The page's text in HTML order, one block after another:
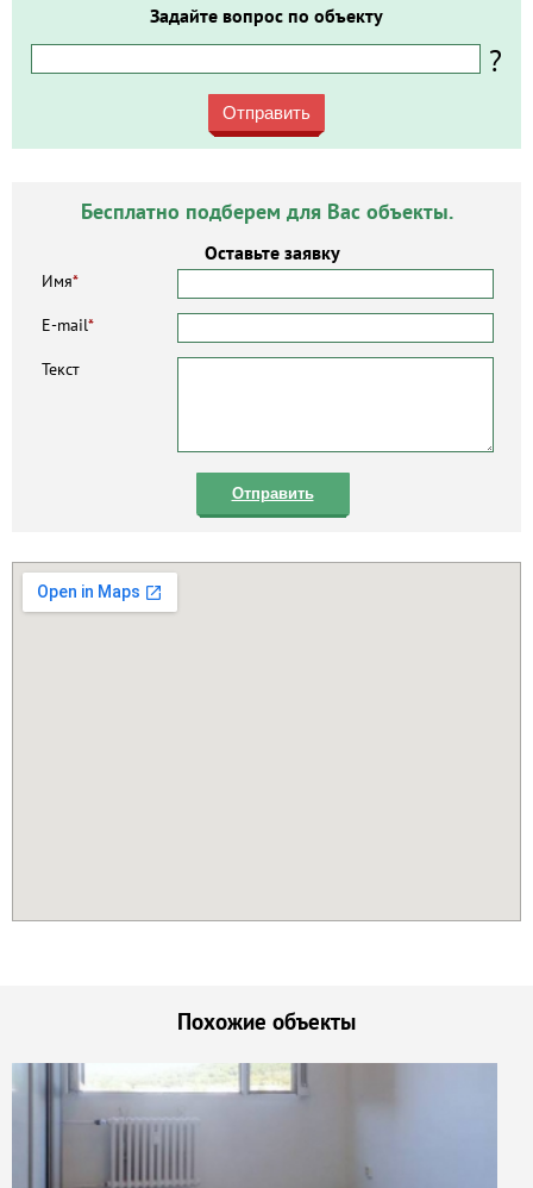
Задайте вопрос по объекту
?
Отправить
Бесплатно подберем для Вас объекты.
Оставьте заявку
Имя*
E-mail*
Текст
Отправить
Похожие объекты